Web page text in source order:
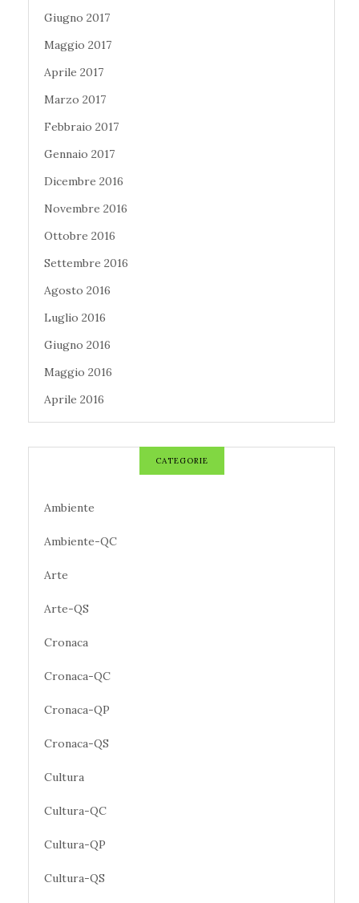
Giugno 2017
Maggio 2017
Aprile 2017
Marzo 2017
Febbraio 2017
Gennaio 2017
Dicembre 2016
Novembre 2016
Ottobre 2016
Settembre 2016
Agosto 2016
Luglio 2016
Giugno 2016
Maggio 2016
Aprile 2016
CATEGORIE
Ambiente
Ambiente-QC
Arte
Arte-QS
Cronaca
Cronaca-QC
Cronaca-QP
Cronaca-QS
Cultura
Cultura-QC
Cultura-QP
Cultura-QS